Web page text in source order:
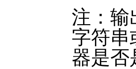
注：输
字符串
器是否